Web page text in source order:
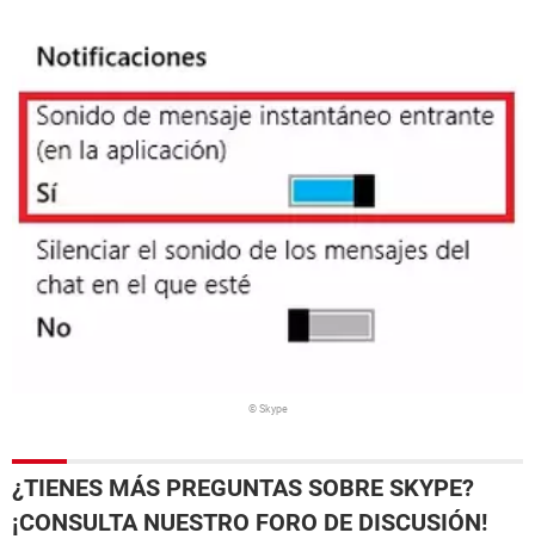
© Skype
¿TIENES MÁS PREGUNTAS SOBRE SKYPE?
¡CONSULTA NUESTRO FORO DE DISCUSIÓN!